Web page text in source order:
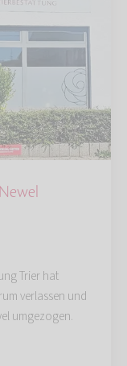
Trier hat
verlassen und
umgezogen.